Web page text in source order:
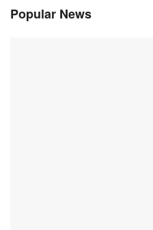
Popular News